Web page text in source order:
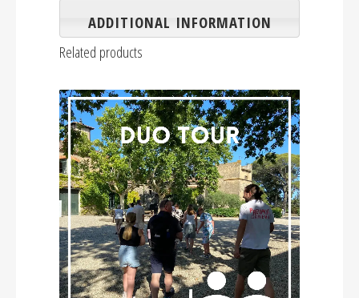
ADDITIONAL INFORMATION
Related products